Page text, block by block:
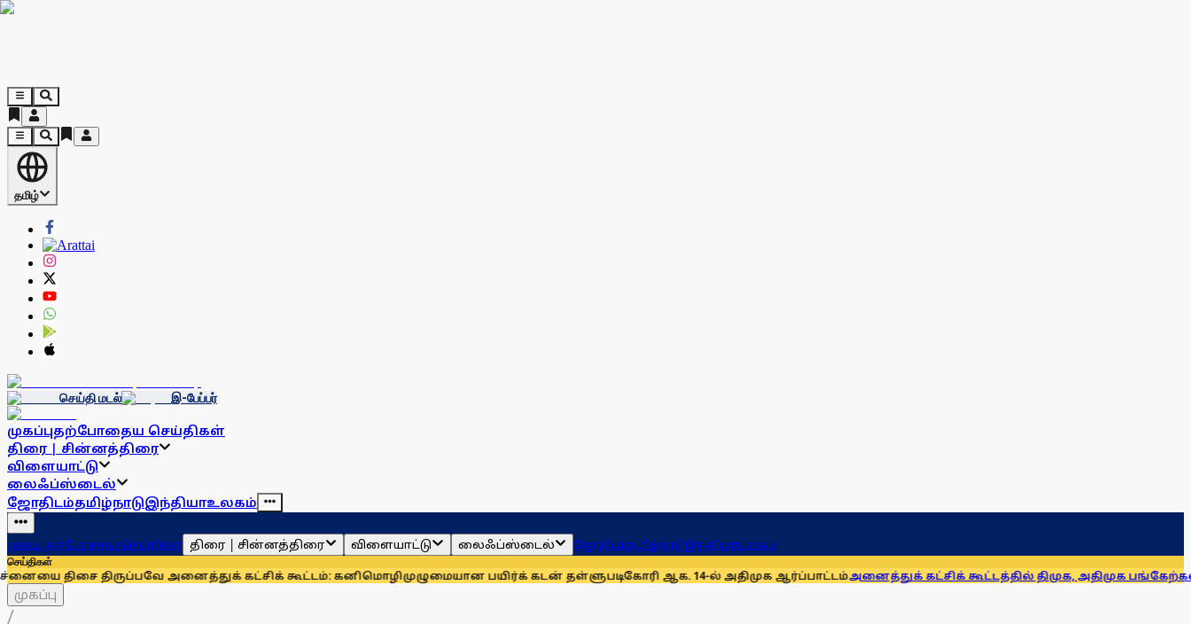
தமிழ்
செய்தி மடல் இ-பேப்பர்
முகப்புதற்போதைய செய்திகள்
திரை | சின்னத்திரை
விளையாட்டு
லைஃப்ஸ்டைல்
ஜோதிடம்தமிழ்நாடுஇந்தியாஉலகம்
முகப்புதற்போதைய செய்திகள் திரை | சின்னத்திரை விளையாட்டு லைஃப்ஸ்டைல் ஜோதிடம்தமிழ்நாடுஇந்தியாஉலகம்
செய்திகள்
திருப்பவே அனைத்துக் கட்சிக் கூட்டம்: கனிமொழிமுழுமையான பயிர்க் கடன் தள்ளுபடிகோரி ஆக. 14-ல் அதிமுக ஆர்ப்பாட்டம்அனைத்துக் கட்சிக் கூட்டத்தில் திமுக, அதிமுக பங்கேற்கவில்லை
முகப்பு
/